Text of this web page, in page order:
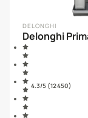
DELONGHI
Delonghi
4.3/5 (12 450)